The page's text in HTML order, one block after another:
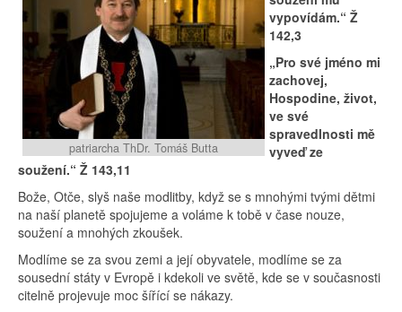
patriarcha ThDr. Tomáš Butta
vypovídám.“ Ž
142,3
„Pro své jméno mi
zachovej,
Hospodine, život,
ve své
spravedlnosti mě
vyveď ze
soužení.“ Ž 143,11
Bože, Otče, slyš naše modlitby, když se s mnohými tvými dětmi
na naší planetě spojujeme a voláme k tobě v čase nouze,
soužení a mnohých zkoušek.
Modlíme se za svou zemi a její obyvatele, modlíme se za
sousední státy v Evropě i kdekoli ve světě, kde se v současnosti
citelně projevuje moc šířící se nákazy.